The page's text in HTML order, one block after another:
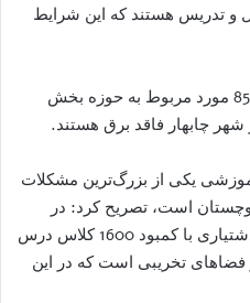
و تدریس هستند که این شرایط
وی ادامه داد: از این تعداد مدرسه 85 مورد مربوط به حوزه بخش
یکی از بزرگ‌ترین مشکلات
است، تصریح کرد: در
حوزه شهرستان چابهار و منطقه دشتیاری با کمبود 1600 کلاس درس
فضاهای تخریبی است که در این